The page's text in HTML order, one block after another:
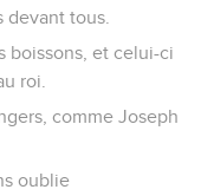
devant tous.
boissons, et celui-ci
roi.
comme Joseph
oublie